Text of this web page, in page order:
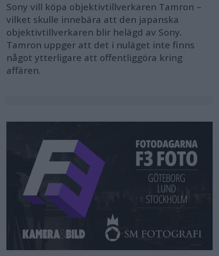
Sony vill köpa objektivtillverkaren Tamron –
vilket skulle innebära att den japanska
objektivtillverkaren blir helägd av Sony.
Tamron uppger att det i nuläget inte finns
något ytterligare att offentliggöra kring
affären.